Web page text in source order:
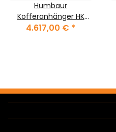
Humbaur
Kofferanhänger HK
153015-18P
4.617,00 € *